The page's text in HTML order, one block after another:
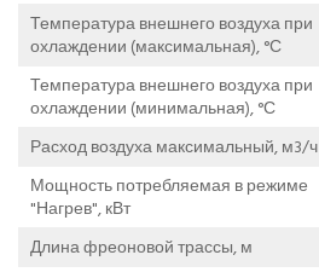
Температура внешнего воздуха при
охлаждении (максимальная), °С
Температура внешнего воздуха при
охлаждении (минимальная), °С
Расход воздуха максимальный, м3/ч
Мощность потребляемая в режиме
"Нагрев", кВт
Длина фреоновой трассы, м